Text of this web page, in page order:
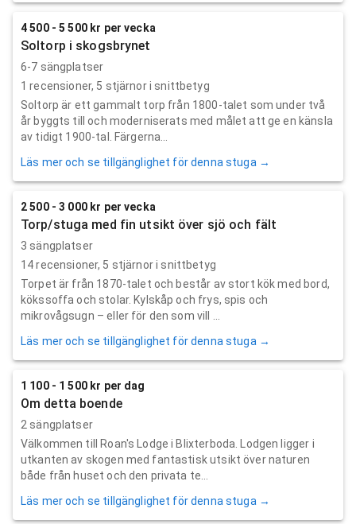
4 500 - 5 500 kr per vecka
Soltorp i skogsbrynet
6-7 sängplatser
1 recensioner, 5 stjärnor i snittbetyg
Soltorp är ett gammalt torp från 1800-talet som under två
år byggts till och moderniserats med målet att ge en känsla
av tidigt 1900-tal. Färgerna...
Läs mer och se tillgänglighet för denna stuga →
2 500 - 3 000 kr per vecka
Torp/stuga med fin utsikt över sjö och fält
3 sängplatser
14recensioner, 5 stjärnor i snittbetyg
Torpet är från 1870-talet och består av stort kök med bord,
kökssoffa och stolar. Kylskåp och frys, spis och
mikrovågsugn – eller för den som vill ...
Läs mer och se tillgänglighet för denna stuga →
1 100 - 1 500 kr per dag
Om detta boende
2 sängplatser
Välkommen till Roan's Lodge i Blixterboda. Lodgen ligger i
utkanten av skogen med fantastisk utsikt över naturen
både från huset och den privata te...
Läs mer och se tillgänglighet för denna stuga →